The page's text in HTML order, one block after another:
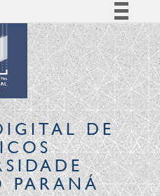
Simplifique!
Comunica BR
Participe
Acesso à informação
Legislação
CanaisDE
PARANÁ